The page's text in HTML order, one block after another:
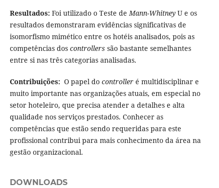
Resultados:Foi utilizado o Teste deMann-WhitneyU e os
resultados demonstraram evidências significativas de
isomorfismo mimético entre os hotéis analisados, pois as
competências dos controllers são bastante semelhantes
entre si nas três categorias analisadas.
Contribuições:O papel do controller é multidisciplinar e
muito importante nas organizações atuais, em especial no
setor hoteleiro, que precisa atender a detalhes e alta
qualidade nos serviços prestados. Conhecer as
competências que estão sendo requeridas para este
profissional contribui para mais conhecimento da área na
gestão organizacional.
DOWNLOADS